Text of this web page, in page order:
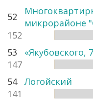
52
микрорайоне
152
53
«Якубовского,
147
54
Логойский
141